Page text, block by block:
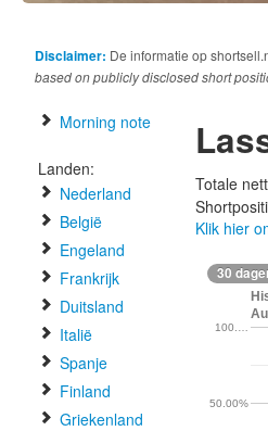
Disclaimer: De informatie op
based on publicly disclosed short
Morning note
Landen:
Nederland
België
Engeland
Frankrijk
Duitsland
Italië
Spanje
Finland
Griekenland
Totale
Klik hier
30
50.00%
100.…